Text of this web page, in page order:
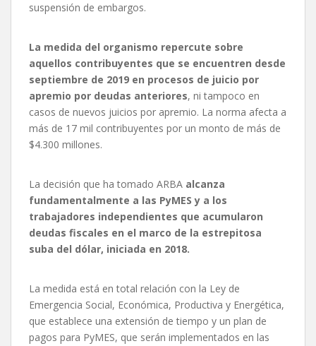
suspensión de embargos.
La medida del organismo repercute sobre
aquellos contribuyentes que se encuentren desde
septiembre de 2019 en procesos de juicio por
apremio por deudas anteriores, ni tampoco en
casos de nuevos juicios por apremio. La norma afecta a
más de 17 mil contribuyentes por un monto de más de
$4.300 millones.
La decisión que ha tomado ARBA alcanza
fundamentalmente a las PyMES y a los
trabajadores independientes que acumularon
deudas fiscales en el marco de la estrepitosa
suba del dólar, iniciada en 2018.
La medida está en total relación con la Ley de
Emergencia Social, Económica, Productiva y Energética,
que establece una extensión de tiempo y un plan de
pagos para PyMES, que serán implementados en las